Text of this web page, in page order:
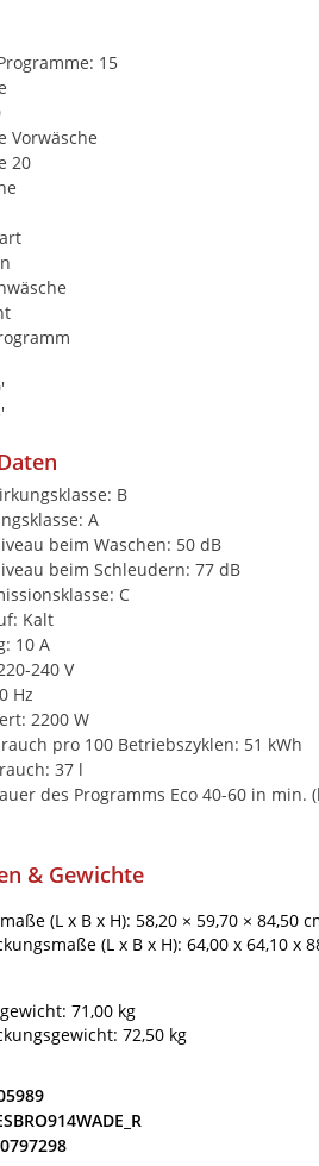
15
Vorwäsche
20
B
A
beim Waschen: 50 dB
beim Schleudern: 77 dB
C
Kalt
10 A
240 V
Hz
2200 W
pro 100 Betriebszyklen: 51 kWh
37 l
des Programms Eco 40-60 in min.
& Gewichte
(L x B x H): 58,20 × 59,70 × 84,50
(L x B x H): 64,00 x 64,10 x
71,00 kg
72,50 kg